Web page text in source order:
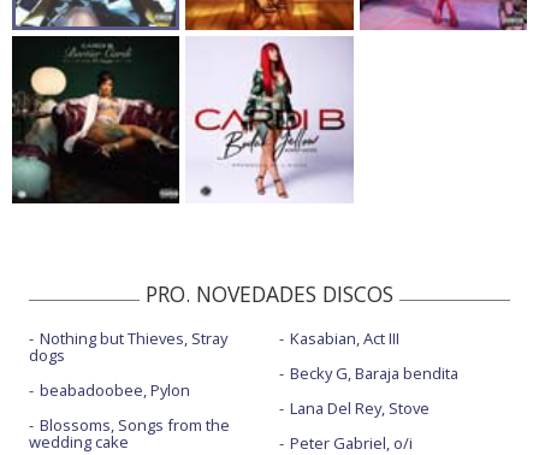
PRO. NOVEDADES DISCOS
Nothing but Thieves, Stray
dogs
beabadoobee, Pylon
Blossoms, Songs from the
wedding cake
Kasabian, Act III
Becky G, Baraja bendita
Lana Del Rey, Stove
Peter Gabriel, o/i